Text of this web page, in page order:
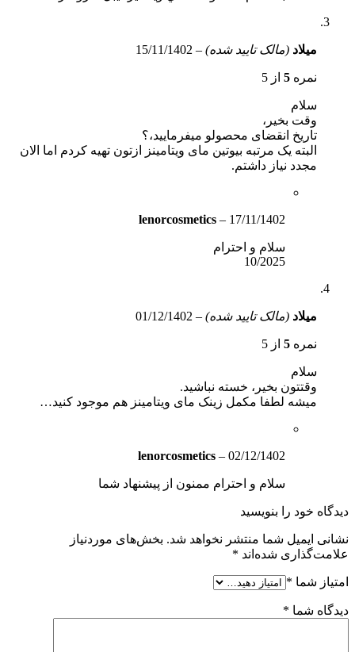
میلاد (مالک تایید شده) –
15/11/1402
نمره 5 از 5
سلام
وقت بخیر،
تاریخ انقضای محصولو میفرمایید،؟
البته یک مرتبه بیوتین مای ویتامینز ازتون تهیه کردم اما الان
مجدد نیاز داشتم.
lenorcosmetics – 17/11/1402
سلام و احترام
10/2025
میلاد (مالک تایید شده) –
01/12/1402
نمره 5 از 5
سلام
وقتتون بخیر، خسته نباشید.
میشه لطفا مکمل زینک مای ویتامینز هم موجود کنید…
lenorcosmetics – 02/12/1402
سلام و احترام ممنون از پيشنهاد شما
دیدگاه خود را بنویسید
نشانی ایمیل شما منتشر نخواهد شد. بخش‌های موردنیاز
علامت‌گذاری شده‌اند *
امتیاز شما *
دیدگاه شما *